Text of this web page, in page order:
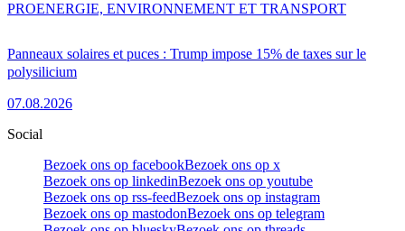
Panneaux solaires et puces : Trump impose 15% de taxes sur le
polysilicium
07.08.2026
PROENERGIE, ENVIRONNEMENT ET TRANSPORT
Social
Bezoek ons op facebookBezoek ons op x
Bezoek ons op linkedinBezoek ons op youtube
Bezoek ons op rss-feedBezoek ons op instagram
Bezoek ons op mastodonBezoek ons op telegram